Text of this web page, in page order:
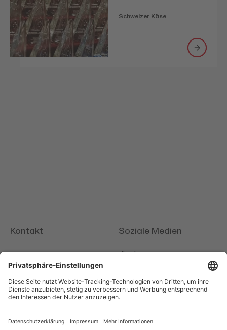
Schweizer Käse
Kontakt
Marketing AG
Postfach
CH-3006 Bern
info@scm-cheese.com
Soziale Medien
tiktok
instagram
youtube